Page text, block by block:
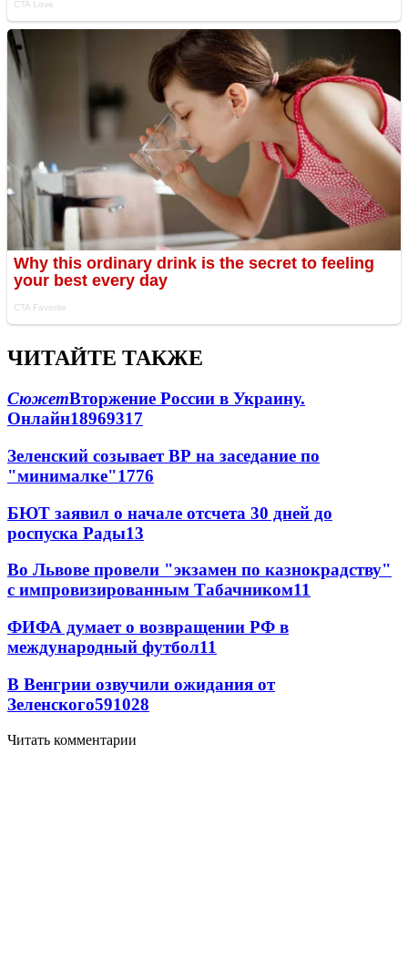
ЧИТАЙТЕ ТАКЖЕ
СюжетВторжение России в Украину.
Онлайн18969317
Зеленский созывает ВР на заседание по
"минималке"1776
БЮТ заявил о начале отсчета 30 дней до
роспуска Рады13
Во Львове провели "экзамен по казнокрадству"
с импровизированным Табачником11
ФИФА думает о возвращении РФ в
международный футбол11
В Венгрии озвучили ожидания от
Зеленского591028
Читать комментарии